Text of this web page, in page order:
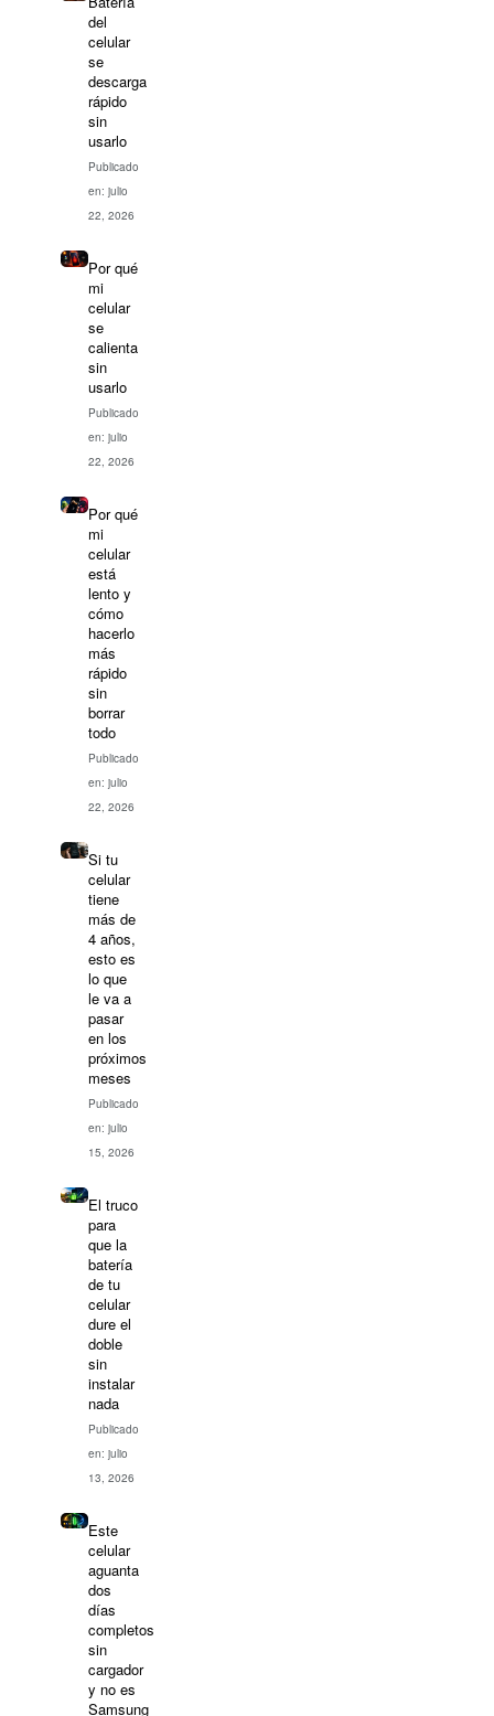
del
celular
se
descarga
rápido
sin
usarlo
Publicado
en: julio
22, 2026
Por qué
mi
celular
se
calienta
sin
usarlo
Publicado
en: julio
22, 2026
Por qué
mi
celular
está
lento y
cómo
hacerlo
más
rápido
sin
borrar
todo
Publicado
en: julio
22, 2026
Si tu
celular
tiene
más de
4 años,
esto es
lo que
le va a
pasar
en los
próximos
meses
Publicado
en: julio
15, 2026
El truco
para
que la
batería
de tu
celular
dure el
doble
sin
instalar
nada
Publicado
en: julio
13, 2026
Este
celular
aguanta
dos
días
completos
sin
cargador
y no es
Samsung